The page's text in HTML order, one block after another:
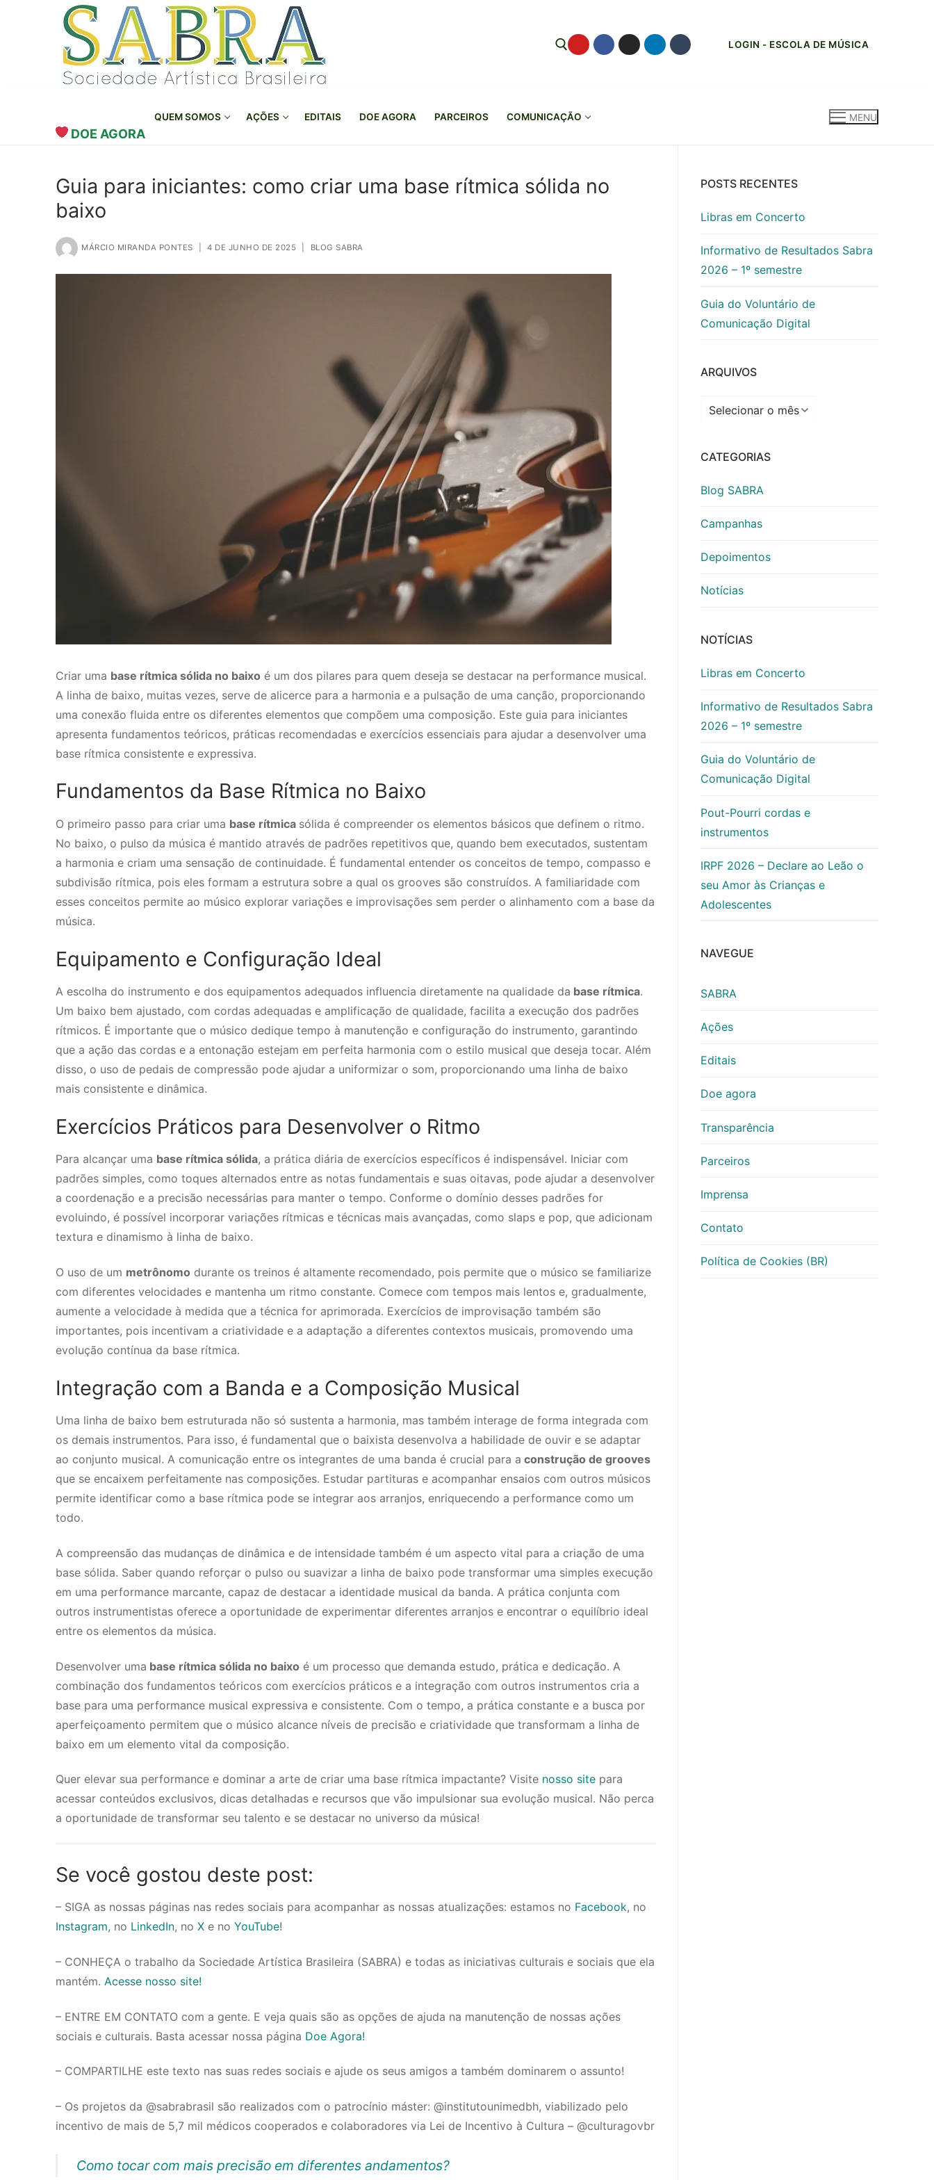
LOGIN - ESCOLA DE MÚSICA
DOE AGORA
QUEM SOMOS AÇÕES EDITAIS DOE AGORA PARCEIROS COMUNICAÇÃO MENU
Guia para iniciantes: como criar uma base rítmica sólida no
baixo
MÁRCIO MIRANDA PONTES 4 DE JUNHO DE 2025 BLOG SABRA
Criar uma base rítmica sólida no baixo é um dos pilares para quem deseja se destacar na performance musical.
A linha de baixo, muitas vezes, serve de alicerce para a harmonia e a pulsação de uma canção, proporcionando
uma conexão fluida entre os diferentes elementos que compõem uma composição. Este guia para iniciantes
apresenta fundamentos teóricos, práticas recomendadas e exercícios essenciais para ajudar a desenvolver uma
base rítmica consistente e expressiva.
Fundamentos da Base Rítmica no Baixo
O primeiro passo para criar uma base rítmica sólida é compreender os elementos básicos que definem o ritmo.
No baixo, o pulso da música é mantido através de padrões repetitivos que, quando bem executados, sustentam
a harmonia e criam uma sensação de continuidade. É fundamental entender os conceitos de tempo, compasso e
subdivisão rítmica, pois eles formam a estrutura sobre a qual os grooves são construídos. A familiaridade com
esses conceitos permite ao músico explorar variações e improvisações sem perder o alinhamento com a base da
música.
Equipamento e Configuração Ideal
A escolha do instrumento e dos equipamentos adequados influencia diretamente na qualidade da base rítmica.
Um baixo bem ajustado, com cordas adequadas e amplificação de qualidade, facilita a execução dos padrões
rítmicos. É importante que o músico dedique tempo à manutenção e configuração do instrumento, garantindo
que a ação das cordas e a entonação estejam em perfeita harmonia com o estilo musical que deseja tocar. Além
disso, o uso de pedais de compressão pode ajudar a uniformizar o som, proporcionando uma linha de baixo
mais consistente e dinâmica.
Exercícios Práticos para Desenvolver o Ritmo
Para alcançar uma base rítmica sólida, a prática diária de exercícios específicos é indispensável. Iniciar com
padrões simples, como toques alternados entre as notas fundamentais e suas oitavas, pode ajudar a desenvolver
a coordenação e a precisão necessárias para manter o tempo. Conforme o domínio desses padrões for
evoluindo, é possível incorporar variações rítmicas e técnicas mais avançadas, como slaps e pop, que adicionam
textura e dinamismo à linha de baixo.
O uso de um metrônomo durante os treinos é altamente recomendado, pois permite que o músico se familiarize
com diferentes velocidades e mantenha um ritmo constante. Comece com tempos mais lentos e, gradualmente,
aumente a velocidade à medida que a técnica for aprimorada. Exercícios de improvisação também são
importantes, pois incentivam a criatividade e a adaptação a diferentes contextos musicais, promovendo uma
evolução contínua da base rítmica.
Integração com a Banda e a Composição Musical
Uma linha de baixo bem estruturada não só sustenta a harmonia, mas também interage de forma integrada com
os demais instrumentos. Para isso, é fundamental que o baixista desenvolva a habilidade de ouvir e se adaptar
ao conjunto musical. A comunicação entre os integrantes de uma banda é crucial para a construção de grooves
que se encaixem perfeitamente nas composições. Estudar partituras e acompanhar ensaios com outros músicos
permite identificar como a base rítmica pode se integrar aos arranjos, enriquecendo a performance como um
todo.
A compreensão das mudanças de dinâmica e de intensidade também é um aspecto vital para a criação de uma
base sólida. Saber quando reforçar o pulso ou suavizar a linha de baixo pode transformar uma simples execução
em uma performance marcante, capaz de destacar a identidade musical da banda. A prática conjunta com
outros instrumentistas oferece a oportunidade de experimentar diferentes arranjos e encontrar o equilíbrio ideal
entre os elementos da música.
Desenvolver uma base rítmica sólida no baixo é um processo que demanda estudo, prática e dedicação. A
combinação dos fundamentos teóricos com exercícios práticos e a integração com outros instrumentos cria a
base para uma performance musical expressiva e consistente. Com o tempo, a prática constante e a busca por
aperfeiçoamento permitem que o músico alcance níveis de precisão e criatividade que transformam a linha de
baixo em um elemento vital da composição.
Quer elevar sua performance e dominar a arte de criar uma base rítmica impactante? Visite nosso site para
acessar conteúdos exclusivos, dicas detalhadas e recursos que vão impulsionar sua evolução musical. Não perca
a oportunidade de transformar seu talento e se destacar no universo da música!
Se você gostou deste post:
– SIGA as nossas páginas nas redes sociais para acompanhar as nossas atualizações: estamos no Facebook, no
Instagram, no LinkedIn, no X e no YouTube!
– CONHEÇA o trabalho da Sociedade Artística Brasileira (SABRA) e todas as iniciativas culturais e sociais que ela
mantém. Acesse nosso site!
– ENTRE EM CONTATO com a gente. E veja quais são as opções de ajuda na manutenção de nossas ações
sociais e culturais. Basta acessar nossa página Doe Agora!
– COMPARTILHE este texto nas suas redes sociais e ajude os seus amigos a também dominarem o assunto!
– Os projetos da @sabrabrasil são realizados com o patrocínio máster: @institutounimedbh, viabilizado pelo
incentivo de mais de 5,7 mil médicos cooperados e colaboradores via Lei de Incentivo à Cultura – @culturagovbr
Como tocar com mais precisão em diferentes andamentos?
POSTS RECENTES
Libras em Concerto
Informativo de Resultados Sabra
2026 – 1º semestre
Guia do Voluntário de
Comunicação Digital
ARQUIVOS
Arquivos
CATEGORIAS
Blog SABRA
Campanhas
Depoimentos
Notícias
NOTÍCIAS
Libras em Concerto
Informativo de Resultados Sabra
2026 – 1º semestre
Guia do Voluntário de
Comunicação Digital
Pout-Pourri cordas e
instrumentos
IRPF 2026 – Declare ao Leão o
seu Amor às Crianças e
Adolescentes
NAVEGUE
SABRA
Ações
Editais
Doe agora
Transparência
Parceiros
Imprensa
Contato
Política de Cookies (BR)